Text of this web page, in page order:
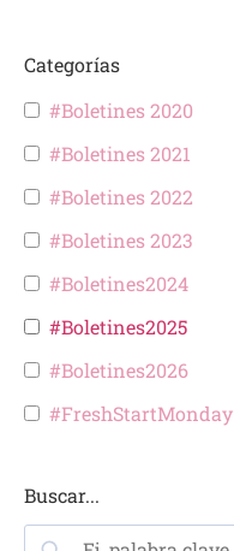
Categorías
#Boletines 2020
#Boletines 2021
#Boletines 2022
#Boletines 2023
#Boletines2024
#Boletines2025
#Boletines2026
#FreshStartMonday
Buscar...